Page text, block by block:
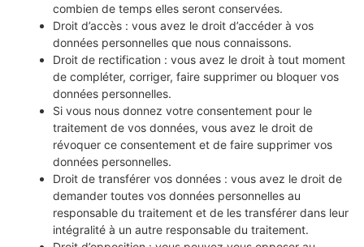
combien de temps elles seront conservées.
Droit d’accès : vous avez le droit d’accéder à vos
données personnelles que nous connaissons.
Droit de rectification : vous avez le droit à tout moment
de compléter, corriger, faire supprimer ou bloquer vos
données personnelles.
Si vous nous donnez votre consentement pour le
traitement de vos données, vous avez le droit de
révoquer ce consentement et de faire supprimer vos
données personnelles.
Droit de transférer vos données : vous avez le droit de
demander toutes vos données personnelles au
responsable du traitement et de les transférer dans leur
intégralité à un autre responsable du traitement.